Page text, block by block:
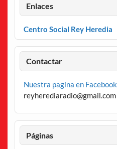
Enlaces
Centro Social Rey Heredia
Contactar
Nuestra pagina en Facebook
reyherediaradio@gmail.com
Páginas